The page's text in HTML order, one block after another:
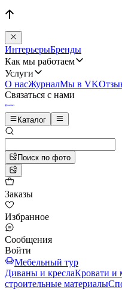
ИнтерьерыБренды
Как мы работаем
Услуги
О насЖурналМы в VK
Связаться с нами
Каталог
Поиск по фото
Заказы
Избранное
Сообщения
Войти
Мебельный тур
Диваны и креслаКровати и
строительные материалы